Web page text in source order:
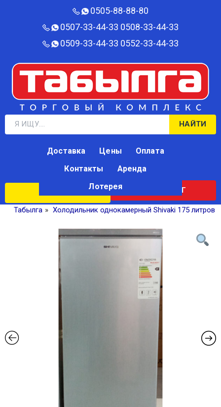
0505-88-88-80‬
0507-33-44-33 0508-33-44-33
0509-33-44-33 0552-33-44-33
НАЙТИ
КАТАЛОГ
Доставка Цены
Оплата
Контакты
Аренда
Лотерея
Табылга » Холодильник однокамерный Shivaki 175 литров